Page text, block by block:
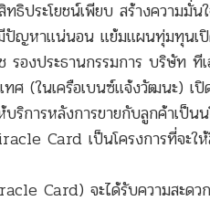
ธิประโยชน์เพียบ สร้างความมั่
ปัญหาแน่นอน แย้มแผนทุ่มทุนเปิ
องประธานกรรมการ บริษัท ที
ทศ (ในเครือเบนซ์แจ้งวัฒนะ)
ห้บริการหลังการขายกับลูกค้าเ
Card เป็นโครงการที่จะใ
Card) จะได้รับความสะด